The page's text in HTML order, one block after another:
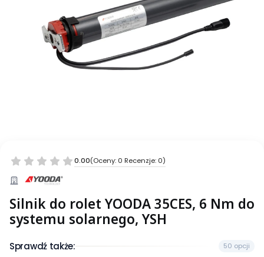
0.00(Oceny: 0 Recenzje: 0)
Silnik do rolet YOODA 35CES, 6 Nm do
systemu solarnego, YSH
Sprawdź także: 50 opcji